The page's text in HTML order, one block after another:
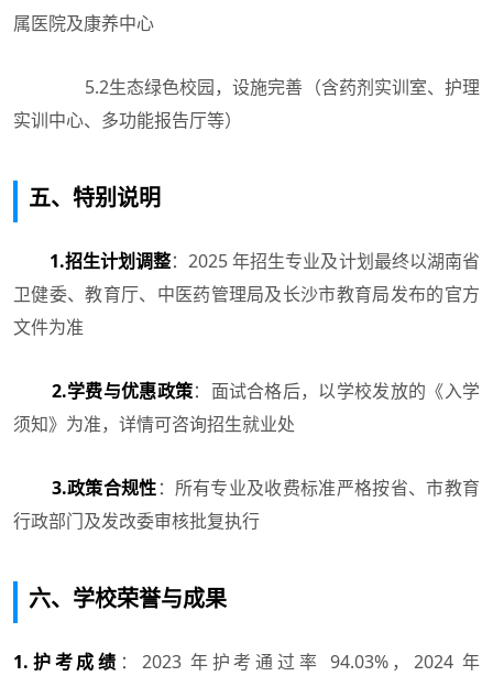
属医院及康养中心
5.2生态绿色校园，设施完善（含药剂实训室、护理
实训中心、多功能报告厅等）
五、特别说明
1.招生计划调整：2025 年招生专业及计划最终以湖南省
卫健委、教育厅、中医药管理局及长沙市教育局发布的官方
文件为准
2.学费与优惠政策：面试合格后，以学校发放的《入学
须知》为准，详情可咨询招生就业处
3.政策合规性：所有专业及收费标准严格按省、市教育
行政部门及发改委审核批复执行
六、学校荣誉与成果
1.护考成绩 ：2023 年护考通过率 94.03%，2024 年